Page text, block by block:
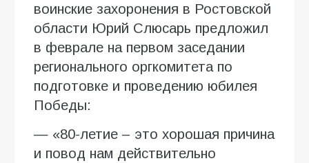
воинские захоронения в Ростовской
области Юрий Слюсарь предложил
в феврале на первом заседании
регионального оргкомитета по
подготовке и проведению юбилея
Победы:
— «80-летие – это хорошая причина
и повод нам действительно